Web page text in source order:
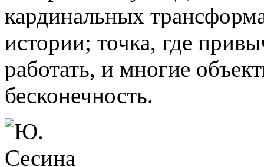
кардинальных
истории; точка, где
работать, и многие
бесконечность.